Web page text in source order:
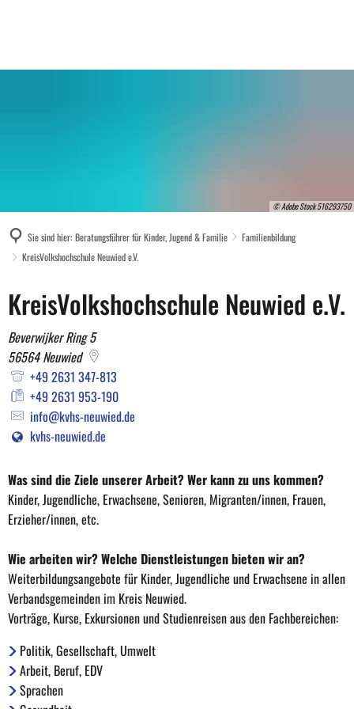
© Adobe Stock 516293750
Sie sind hier: Beratungsführer für Kinder, Jugend & Familie
Familienbildung
KreisVolkshochschule Neuwied e.V.
KreisVolkshochschule
Neuwied
e.V.
KreisVolkshochschule Neuwied e.V.
Beverwijker Ring 5
56564 Neuwied
+49 2631 347-813
+49 2631 953-190
info@kvhs-neuwied.de
kvhs-neuwied.de
Was sind die Ziele unserer Arbeit? Wer kann zu uns kommen?
Kinder, Jugendliche, Erwachsene, Senioren, Migranten/innen, Frauen,
Erzieher/innen, etc.
Wie arbeiten wir? Welche Dienstleistungen bieten wir an?
Weiterbildungsangebote für Kinder, Jugendliche und Erwachsene in allen
Verbandsgemeinden im Kreis Neuwied.
Vorträge, Kurse, Exkursionen und Studienreisen aus den Fachbereichen:
Politik, Gesellschaft, Umwelt
Arbeit, Beruf, EDV
Sprachen